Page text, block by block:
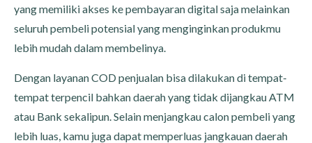
yang memiliki akses ke pembayaran digital saja melainkan
seluruh pembeli potensial yang menginginkan produkmu
lebih mudah dalam membelinya.
Dengan layanan COD penjualan bisa dilakukan di tempat-
tempat terpencil bahkan daerah yang tidak dijangkau ATM
atau Bank sekalipun. Selain menjangkau calon pembeli yang
lebih luas, kamu juga dapat memperluas jangkauan daerah